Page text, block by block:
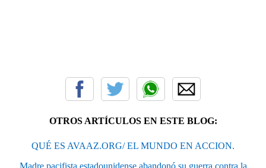
OTROS ARTÍCULOS EN ESTE BLOG:
QUÉ ES AVAAZ.ORG/ EL MUNDO EN ACCION.
Madre pacifista estadounidense abandonó su guerra contra la